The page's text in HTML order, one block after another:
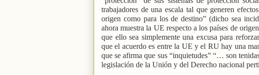
trabajadores de una escala tal que generen
origen como para los de destino” (dicho sea
ahora muestra la UE respecto a los países de
que ello sea simplemente una excusa para
que el acuerdo es entre la UE y el RU hay una
que se afirma que sus “inquietudes” “… son
legislación de la Unión y del Derecho nacional